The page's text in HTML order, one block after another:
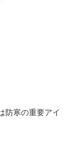
防寒の重要アイ